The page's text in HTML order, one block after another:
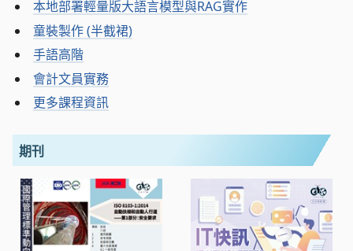
本地部署輕量版大語言模型與RAG實作
童裝製作 (半截裙)
手語高階
會計文員實務
更多課程資訊
期刊